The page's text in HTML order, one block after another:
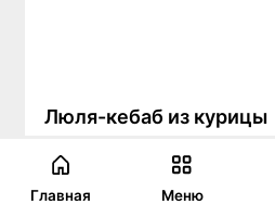
Главная Меню
Люля-кебаб из курицы
Курица. Подается с лавашем,